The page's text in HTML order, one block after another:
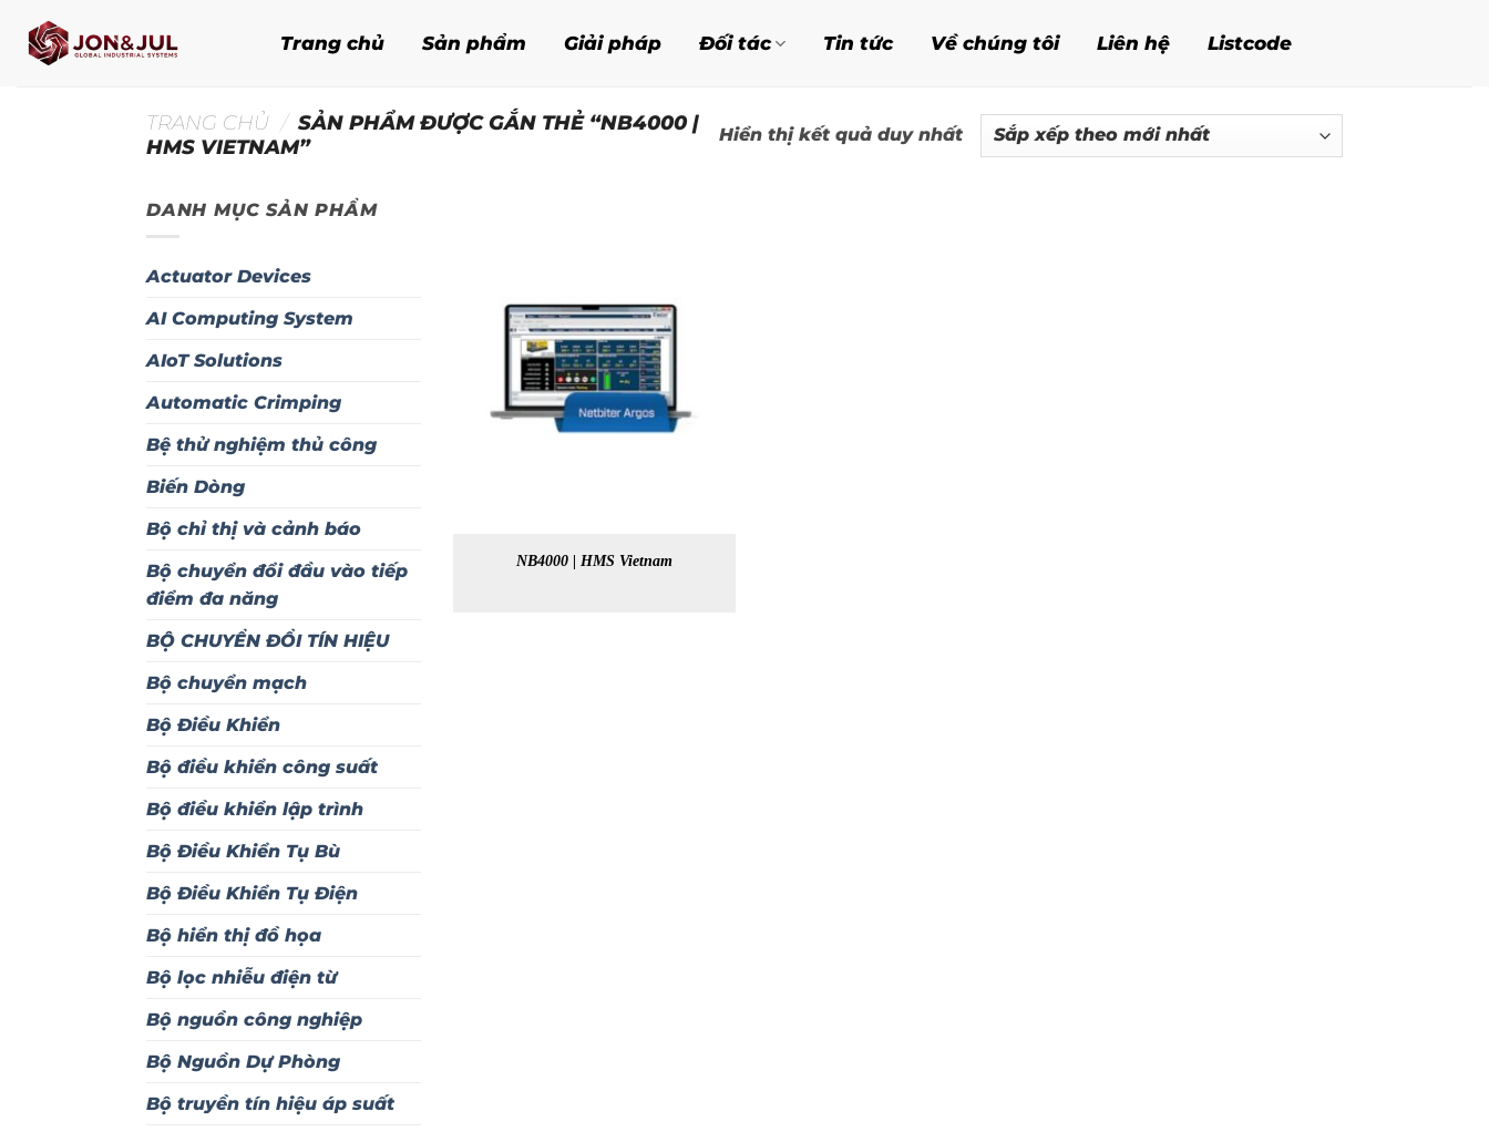
qua
Trang chủ Sản phẩm Giải pháp Đối tác Tin tức Về chúng tôi Liên hệ Listcode
TRANG CHỦ / SẢN PHẨM ĐƯỢC GẮN THẺ “NB4000 |
HMS VIETNAM”
Hiển thị kết quả duy nhất
DANH MỤC SẢN PHẨM
Actuator Devices
AI Computing System
AIoT Solutions
Automatic Crimping
Bệ thử nghiệm thủ công
Biến Dòng
Bộ chỉ thị và cảnh báo
Bộ chuyển đổi đầu vào tiếp
điểm đa năng
BỘ CHUYỂN ĐỔI TÍN HIỆU
Bộ chuyển mạch
Bộ Điều Khiển
Bộ điều khiển công suất
Bộ điều khiển lập trình
Bộ Điều Khiển Tụ Bù
Bộ Điều Khiển Tụ Điện
Bộ hiển thị đồ họa
Bộ lọc nhiễu điện từ
Bộ nguồn công nghiệp
Bộ Nguồn Dự Phòng
Bộ truyền tín hiệu áp suất
NB4000 | HMS Vietnam